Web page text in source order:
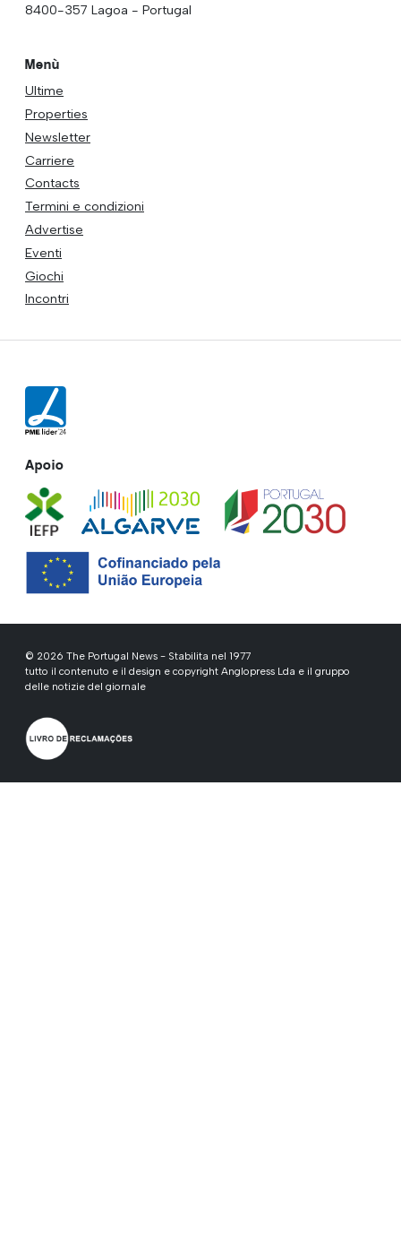
8400-357 Lagoa - Portugal
Menù
Ultime
Properties
Newsletter
Carriere
Contacts
Termini e condizioni
Advertise
Eventi
Giochi
Incontri
Apoio
© 2026 The Portugal News - Stabilita nel 1977
tutto il contenuto e il design e copyright Anglopress Lda e il gruppo
delle notizie del giornale